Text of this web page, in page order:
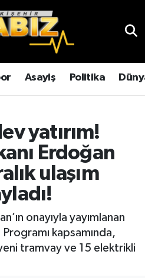
Asayiş Politika
yatırım!
Erdoğan
ulaşım
onayıyla yayımlanan
Programı kapsamında,
yeni tramvay ve 15 elektrikli
Haritası
Durumu ve Fikstür